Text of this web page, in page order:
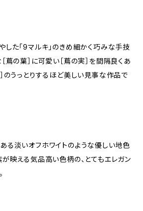
た「9マルキ」のきめ細かく巧みな手技
蔦の葉］に可愛い［蔦の実］を間隔良くあ
のうっとりするほど美しい見事な作品で
る淡いオフホワイトのような優しい地色
が映える気品高い色柄の、とてもエレガン